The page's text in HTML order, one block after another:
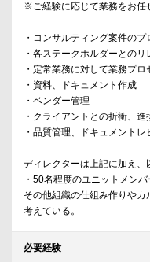
※ご経験に応じて業務をお任
・コンサルティング案件の
・各ステークホルダーとの
・定常業務に対して業務プ
・資料、ドキュメント作成
・ベンダー管理
・クライアントとの折衝、
・品質管理、ドキュメント
ディレクターは上記に加え、
・50名程度のユニットメン
その他組織の仕組み作りや
考えている。
必要経験